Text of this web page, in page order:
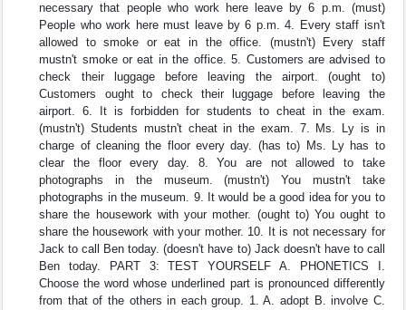
necessary that people who work here leave by 6 p.m. (must)
People who work here must leave by 6 p.m. 4. Every staff isn't
allowed to smoke or eat in the office. (mustn't) Every staff
mustn't smoke or eat in the office. 5. Customers are advised to
check their luggage before leaving the airport. (ought to)
Customers ought to check their luggage before leaving the
airport. 6. It is forbidden for students to cheat in the exam.
(mustn't) Students mustn't cheat in the exam. 7. Ms. Ly is in
charge of cleaning the floor every day. (has to) Ms. Ly has to
clear the floor every day. 8. You are not allowed to take
photographs in the museum. (mustn't) You mustn't take
photographs in the museum. 9. It would be a good idea for you to
share the housework with your mother. (ought to) You ought to
share the housework with your mother. 10. It is not necessary for
Jack to call Ben today. (doesn't have to) Jack doesn't have to call
Ben today. PART 3: TEST YOURSELF A. PHONETICS I.
Choose the word whose underlined part is pronounced differently
from that of the others in each group. 1. A. adopt B. involve C.